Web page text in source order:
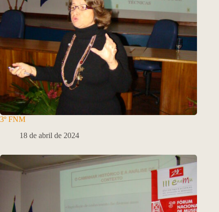
3º FNM
18 de abril de 2024